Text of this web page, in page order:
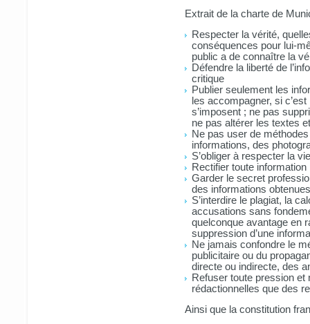
Extrait de la charte de
Respecter la vérité,
conséquences pour lui-
public a de connaître la
Défendre la liberté de
critique
Publier seulement les
les accompagner, si
s’imposent ; ne pas
ne pas altérer les textes
Ne pas user de
informations, des
S’obliger à respecter la
Rectifier toute
Garder le secret
des informations
S’interdire le plagiat, la
accusations sans
quelconque avantage en
suppression d’une
Ne jamais confondre le
publicitaire ou du
directe ou indirecte, des
Refuser toute pression et
rédactionnelles que des
Ainsi que la constitution